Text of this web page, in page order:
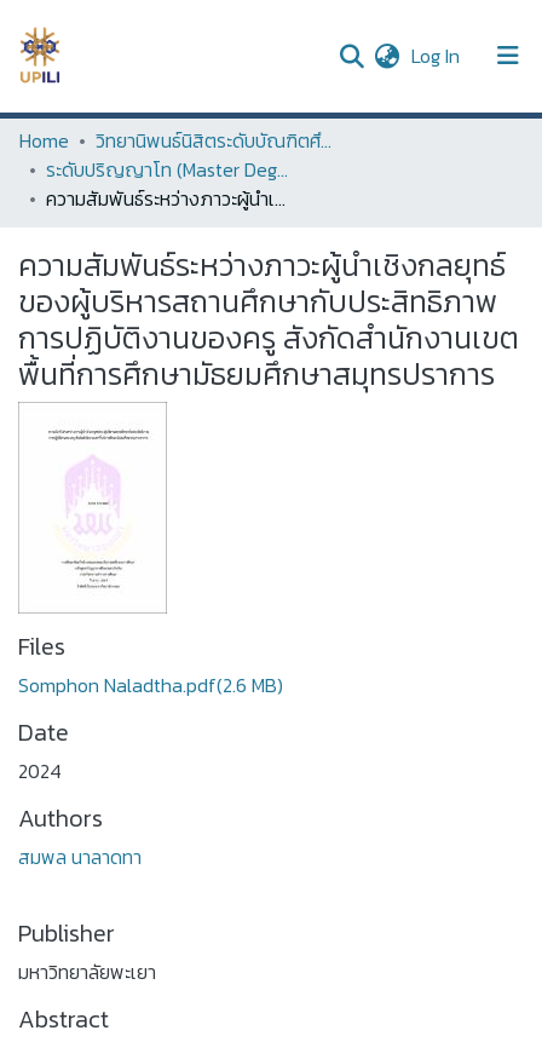
Log In (current)
UPDC
Communities & Collections
Statistics
Home
วิทยานิพนธ์นิสิตระดับบัณฑิตศึกษา (Thesis of Graduate Students)
ระดับปริญญาโท (Master Degree)
ความสัมพันธ์ระหว่างภาวะผู้นำเชิงกลยุทธ์ของผู้บริหารสถานศึกษากับประสิทธิภาพการปฏิบัติงานของครู สังกัดสำนักงานเขตพื้นที่การศึกษามัธยมศึกษาสมุทรปราการ
ความสัมพันธ์ระหว่างภาวะผู้นำเชิงกลยุทธ์
ของผู้บริหารสถานศึกษากับประสิทธิภาพ
การปฏิบัติงานของครู สังกัดสำนักงานเขต
พื้นที่การศึกษามัธยมศึกษาสมุทรปราการ
Files
Somphon Naladtha.pdf(2.6 MB)
Date
2024
Authors
สมพล นาลาดทา
Publisher
มหาวิทยาลัยพะเยา
Abstract